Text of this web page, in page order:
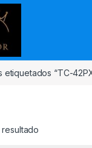
etiquetados “TC-